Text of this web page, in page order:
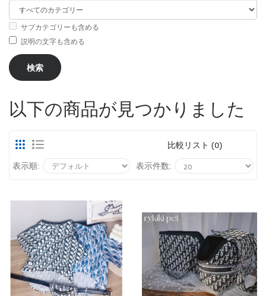
サブカテゴリーも含める
説明の文字も含める
以下の商品が見つかりました
比較リスト (0)
表示順:
表示件数: